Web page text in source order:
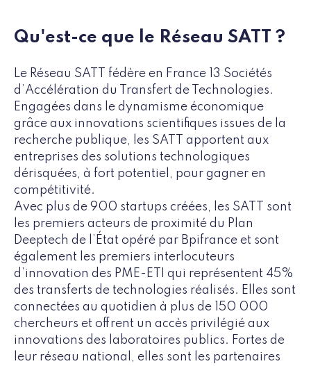
Qu'est-ce que le Réseau SATT ?
Le Réseau SATT fédère en France 13 Sociétés
d’Accélération du Transfert de Technologies.
Engagées dans le dynamisme économique
grâce aux innovations scientifiques issues de la
recherche publique, les SATT apportent aux
entreprises des solutions technologiques
dérisquées, à fort potentiel, pour gagner en
compétitivité.
Avec plus de 900 startups créées, les SATT sont
les premiers acteurs de proximité du Plan
Deeptech de l’État opéré par Bpifrance et sont
également les premiers interlocuteurs
d’innovation des PME-ETI qui représentent 45%
des transferts de technologies réalisés. Elles sont
connectées au quotidien à plus de 150 000
chercheurs et offrent un accès privilégié aux
innovations des laboratoires publics. Fortes de
leur réseau national, elles sont les partenaires